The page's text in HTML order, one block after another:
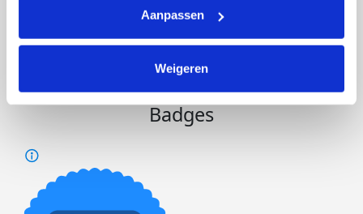
Aanpassen
Weigeren
Samen kunnen we vast een mooi bedrag
Badges